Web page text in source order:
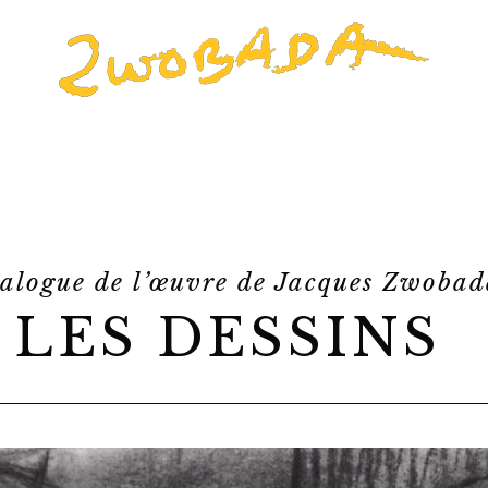
de l’œuvre de Jacques
LES DESSINS